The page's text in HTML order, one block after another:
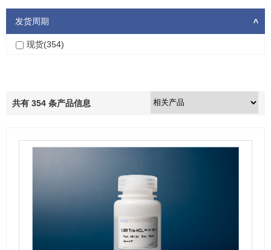
发货周期 >
现货(354)
共有 354 条产品信息